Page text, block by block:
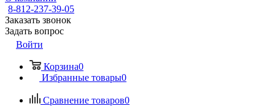
8-812-237-39-05
Заказать звонок
Задать вопрос
Войти
Корзина0
Избранные товары0
Сравнение товаров0